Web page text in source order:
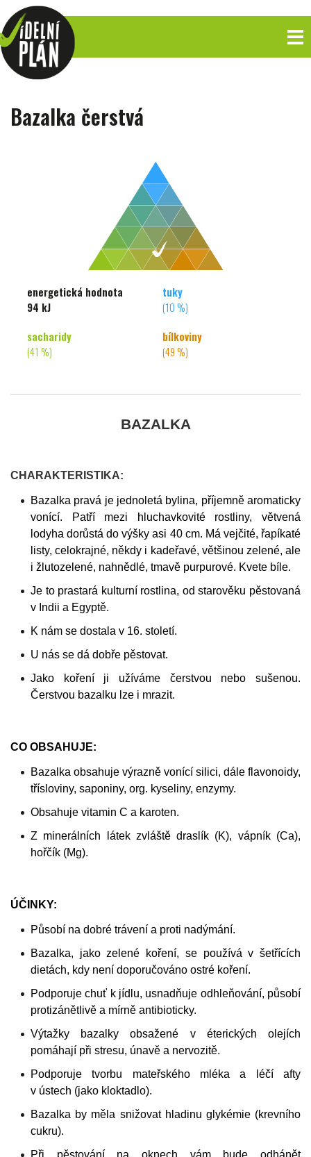
Bazalka čerstvá
energetická hodnota
94 kJ
tuky
(10 %)
sacharidy
(41 %)
bílkoviny
(49 %)
BAZALKA
CHARAKTERISTIKA:
Bazalka pravá je jednoletá bylina, příjemně aromaticky
vonící. Patří mezi hluchavkovité rostliny, větvená
lodyha dorůstá do výšky asi 40 cm. Má vejčité, řapíkaté
listy, celokrajné, někdy i kadeřavé, většinou zelené, ale
i žlutozelené, nahnědlé, tmavě purpurové. Kvete bíle.
Je to prastará kulturní rostlina, od starověku pěstovaná
v Indii a Egyptě.
K nám se dostala v 16. století.
U nás se dá dobře pěstovat.
Jako koření ji užíváme čerstvou nebo sušenou.
Čerstvou bazalku lze i mrazit.
CO OBSAHUJE:
Bazalka obsahuje výrazně vonící silici, dále flavonoidy,
třísloviny, saponiny, org. kyseliny, enzymy.
Obsahuje vitamin C a karoten.
Z minerálních látek zvláště draslík (K), vápník (Ca),
hořčík (Mg).
ÚČINKY:
Působí na dobré trávení a proti nadýmání.
Bazalka, jako zelené koření, se používá v šetřících
dietách, kdy není doporučováno ostré koření.
Podporuje chuť k jídlu, usnadňuje odhleňování, působí
protizánětlivě a mírně antibioticky.
Výtažky bazalky obsažené v éterických olejích
pomáhají při stresu, únavě a nervozitě.
Podporuje tvorbu mateřského mléka a léčí afty
v ústech (jako kloktadlo).
Bazalka by měla snižovat hladinu glykémie (krevního
cukru).
Při pěstování na oknech vám bude odhánět